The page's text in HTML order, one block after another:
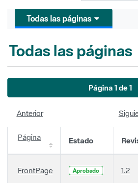
Todas las páginas
Todas las páginas
Página 1 de 1
Anterior
Página Estado
FrontPage Aprobado 1.2